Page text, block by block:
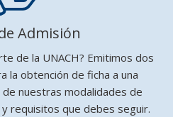
Admisión
de la UNACH? Emitimos dos
la obtención de ficha a una
de nuestras modalidades de
requisitos que debes seguir.